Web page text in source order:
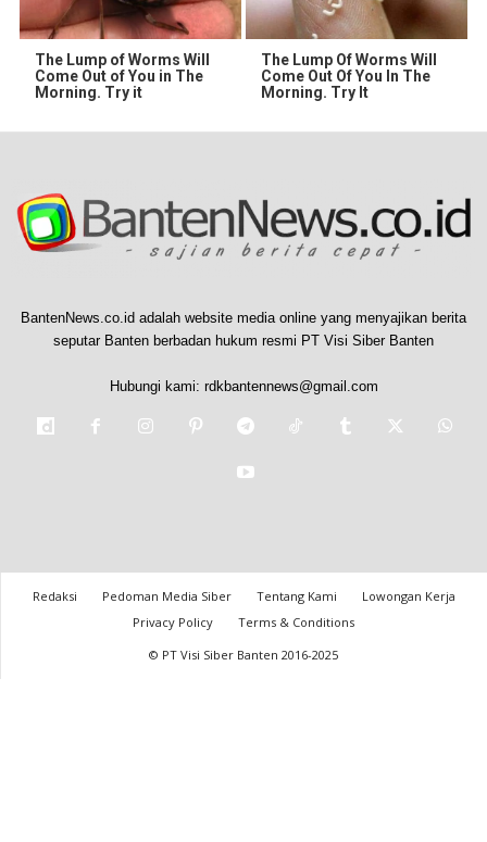
The Lump of Worms Will
Come Out of You in The
Morning. Try it
The Lump Of Worms Will
Come Out Of You In The
Morning. Try It
BantenNews.co.id adalah website media online yang menyajikan berita
seputar Banten berbadan hukum resmi PT Visi Siber Banten
Hubungi kami: rdkbantennews@gmail.com
Redaksi Pedoman Media Siber Tentang Kami
Lowongan Kerja
Privacy Policy
Terms & Conditions
© PT Visi Siber Banten 2016-2025